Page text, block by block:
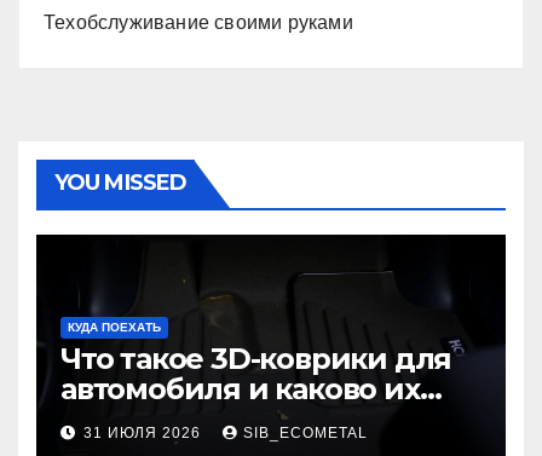
Техобслуживание своими руками
YOU MISSED
КУДА ПОЕХАТЬ
Что такое 3D-коврики для
автомобиля и каково их
основное назначение
31 ИЮЛЯ 2026 SIB_ECOMETAL